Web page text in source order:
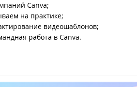
Canva;
на практике;
видеошаблонов;
работа в Canva.